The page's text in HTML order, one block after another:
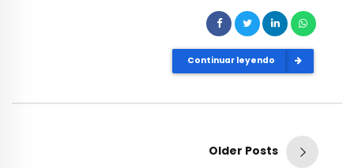
Continuar leyendo
Older Posts